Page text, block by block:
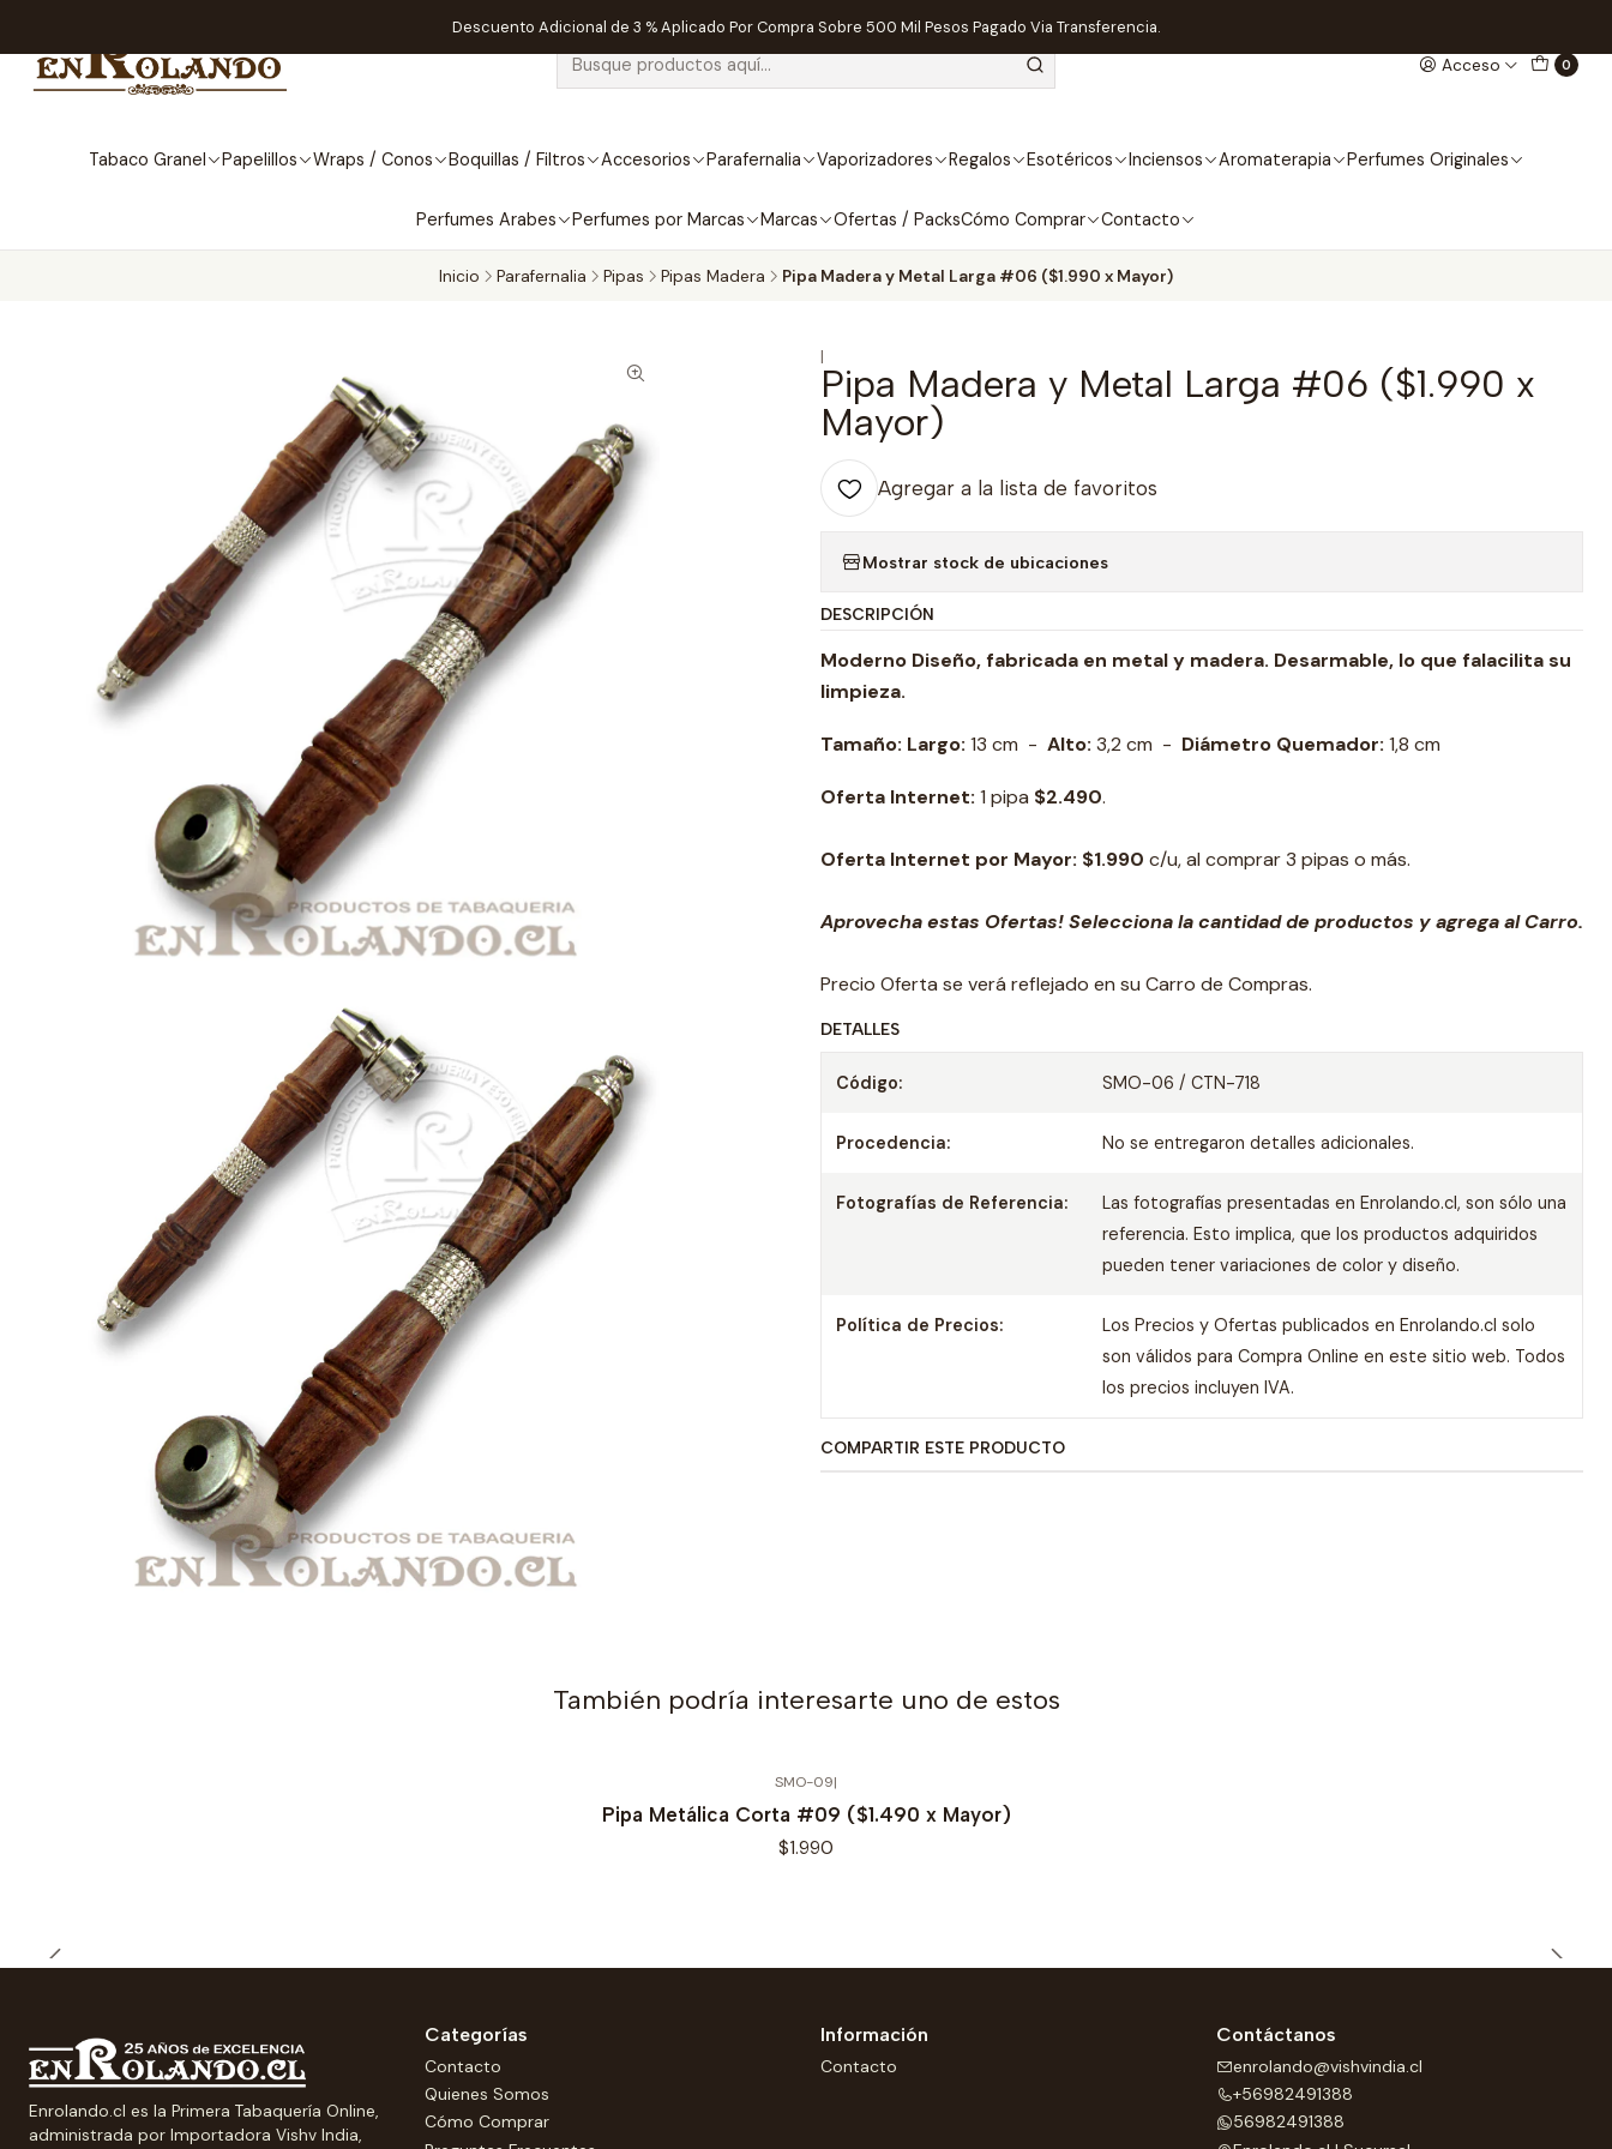
Acceso 0
Tabaco Granel Papelillos Wraps / Conos Boquillas / Filtros Accesorios Parafernalia Vaporizadores Regalos Esotéricos Inciensos Aromaterapia Perfumes Originales
Perfumes Arabes Perfumes por Marcas Marcas Ofertas / PacksCómo Comprar Contacto
Descuento Adicional de 3 % Aplicado Por Compra Sobre 500 Mil Pesos Pagado Via Transferencia.
Inicio Parafernalia Pipas Pipas Madera Pipa Madera y Metal Larga #06 ($1.990 x Mayor)
|
Pipa Madera y Metal Larga #06 ($1.990 x
Mayor)
Agregar a la lista de favoritos
Mostrar stock de ubicaciones
DESCRIPCIÓN
Moderno Diseño, fabricada en metal y madera. Desarmable, lo que falacilita su
limpieza.
Tamaño: Largo: 13 cm - Alto: 3,2 cm - Diámetro Quemador: 1,8 cm
Oferta Internet: 1 pipa $2.490.
Oferta Internet por Mayor: $1.990 c/u, al comprar 3 pipas o más.
Aprovecha estas Ofertas! Selecciona la cantidad de productos y agrega al Carro.
Precio Oferta se verá reflejado en su Carro de Compras.
DETALLES
Código: SMO-06 / CTN-718
Procedencia: No se entregaron detalles adicionales.
Fotografías de Referencia:
Las fotografías presentadas en Enrolando.cl, son sólo una
referencia. Esto implica, que los productos adquiridos
pueden tener variaciones de color y diseño.
Política de Precios:
Los Precios y Ofertas publicados en Enrolando.cl solo
son válidos para Compra Online en este sitio web. Todos
los precios incluyen IVA.
COMPARTIR ESTE PRODUCTO
También podría interesarte uno de estos
SMO-09|
Pipa Metálica Corta #09 ($1.490 x Mayor)
$1.990
Enrolando.cl es la Primera Tabaquería Online,
administrada por Importadora Vishv India,
Categorías
Contacto
Quienes Somos
Cómo Comprar
Información
Contacto
Contáctanos
enrolando@vishvindia.cl
+56982491388
56982491388